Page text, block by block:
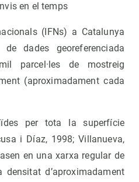
en el temps
(IFNs) a Catalunya
dades georeferenciada
parcel·les de mostreig
(aproximadament cada
per tota la superfície
i Díaz, 1998; Villanueva,
en una xarxa regular de
densitat d’aproximadament